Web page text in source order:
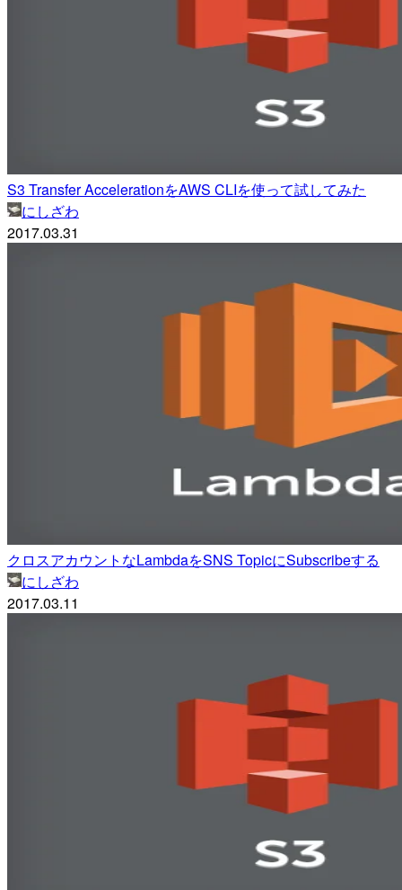
S3 Transfer AccelerationをAWS CLIを使って試してみた
にしざわ
2017.03.31
クロスアカウントなLambdaをSNS TopicにSubscribeする
にしざわ
2017.03.11